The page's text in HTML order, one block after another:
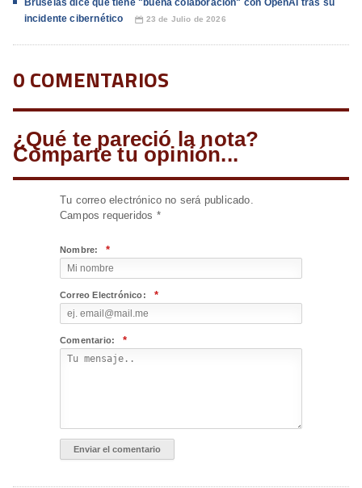
Bruselas dice que tiene "buena colaboración" con OpenAI tras su
incidente cibernético
📅 23 de Julio de 2026
0 COMENTARIOS
¿Qué te pareció la nota?
Comparte tu opinión...
Tu correo electrónico no será publicado.
Campos requeridos *
Nombre: *
Correo Electrónico: *
Comentario: *